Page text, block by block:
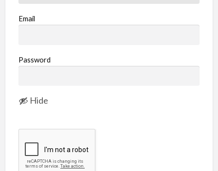
Email
Password
Hide